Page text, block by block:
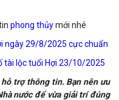
phong thủymới nhé
ngày 29/8/2025 cực chuẩn
tài lộc tuổi Hợi 23/10/2025
trợ thông tin. Bạn nên ưu
nước để vừa giải trí đúng